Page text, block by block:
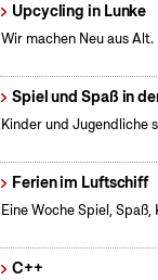
Upcycling in Lunke
Wir machen Neu aus Alt.
Spiel und Spaß in
Kinder und Jugendliche
Ferien im Luftschiff
Eine Woche Spiel,
C++